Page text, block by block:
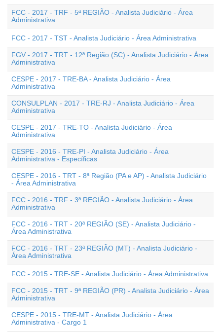
FCC - 2017 - TRF - 5ª REGIÃO - Analista Judiciário - Área
Administrativa
FCC - 2017 - TST - Analista Judiciário - Área Administrativa
FGV - 2017 - TRT - 12ª Região (SC) - Analista Judiciário - Área
Administrativa
CESPE - 2017 - TRE-BA - Analista Judiciário - Área
Administrativa
CONSULPLAN - 2017 - TRE-RJ - Analista Judiciário - Área
Administrativa
CESPE - 2017 - TRE-TO - Analista Judiciário - Área
Administrativa
CESPE - 2016 - TRE-PI - Analista Judiciário - Área
Administrativa - Específicas
CESPE - 2016 - TRT - 8ª Região (PA e AP) - Analista Judiciário
- Área Administrativa
FCC - 2016 - TRF - 3ª REGIÃO - Analista Judiciário - Área
Administrativa
FCC - 2016 - TRT - 20ª REGIÃO (SE) - Analista Judiciário -
Área Administrativa
FCC - 2016 - TRT - 23ª REGIÃO (MT) - Analista Judiciário -
Área Administrativa
FCC - 2015 - TRE-SE - Analista Judiciário - Área Administrativa
FCC - 2015 - TRT - 9ª REGIÃO (PR) - Analista Judiciário - Área
Administrativa
CESPE - 2015 - TRE-MT - Analista Judiciário - Área
Administrativa - Cargo 1